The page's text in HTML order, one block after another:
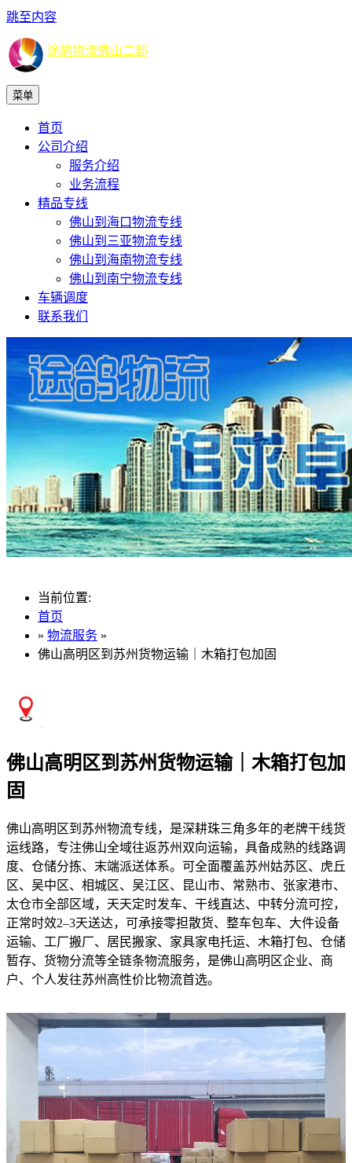
跳至内容
途鸽物流佛山二部
菜单
首页
公司介绍
服务介绍
业务流程
精品专线
佛山到海口物流专线
佛山到三亚物流专线
佛山到海南物流专线
佛山到南宁物流专线
车辆调度
联系我们
当前位置:
首页
» 物流服务 »
佛山高明区到苏州货物运输｜木箱打包加固
佛山高明区到苏州货物运输｜木箱打包加
固
佛山高明区到苏州物流专线，是深耕珠三角多年的老牌干线货
运线路，专注佛山全域往返苏州双向运输，具备成熟的线路调
度、仓储分拣、末端派送体系。可全面覆盖苏州姑苏区、虎丘
区、吴中区、相城区、吴江区、昆山市、常熟市、张家港市、
太仓市全部区域，天天定时发车、干线直达、中转分流可控，
正常时效2–3天送达，可承接零担散货、整车包车、大件设备
运输、工厂搬厂、居民搬家、家具家电托运、木箱打包、仓储
暂存、货物分流等全链条物流服务，是佛山高明区企业、商
户、个人发往苏州高性价比物流首选。